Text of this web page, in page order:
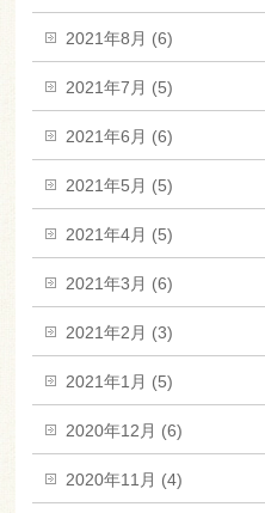
2021年8月 (6)
2021年7月 (5)
2021年6月 (6)
2021年5月 (5)
2021年4月 (5)
2021年3月 (6)
2021年2月 (3)
2021年1月 (5)
2020年12月 (6)
2020年11月 (4)